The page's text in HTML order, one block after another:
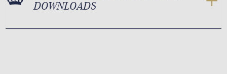
DOWNLOADS